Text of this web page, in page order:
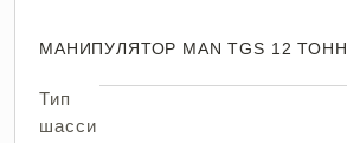
МАНИПУЛЯТОР MAN TGS 12 ТОНН
Тип
шасси